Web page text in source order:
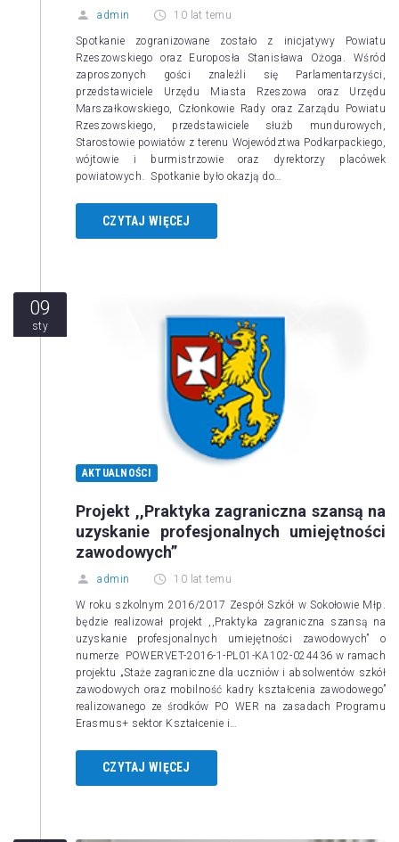
admin 10 lat temu
Spotkanie zogranizowane zostało z inicjatywy Powiatu
Rzeszowskiego oraz Europosła Stanisława Ożoga. Wśród
zaproszonych gości znaleźli się Parlamentarzyści,
przedstawiciele Urzędu Miasta Rzeszowa oraz Urzędu
Marszałkowskiego, Członkowie Rady oraz Zarządu Powiatu
Rzeszowskiego, przedstawiciele służb mundurowych,
Starostowie powiatów z terenu Województwa Podkarpackiego,
wójtowie i burmistrzowie oraz dyrektorzy placówek
powiatowych. Spotkanie było okazją do…
CZYTAJ WIĘCEJ
09
sty
AKTUALNOŚCI
Projekt ,,Praktyka zagraniczna szansą na
uzyskanie profesjonalnych umiejętności
zawodowych”
admin 10 lat temu
W roku szkolnym 2016/2017 Zespół Szkół w Sokołowie Młp.
będzie realizował projekt ,,Praktyka zagraniczna szansą na
uzyskanie profesjonalnych umiejętności zawodowych” o
numerze POWERVET-2016-1-PL01-KA102-024436 w ramach
projektu „Staże zagraniczne dla uczniów i absolwentów szkół
zawodowych oraz mobilność kadry kształcenia zawodowego”
realizowanego ze środków PO WER na zasadach Programu
Erasmus+ sektor Kształcenie i…
CZYTAJ WIĘCEJ